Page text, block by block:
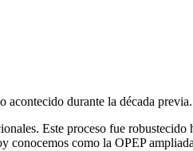
durante la década previa.
Este proceso fue robustecido
conocemos como la OPEP